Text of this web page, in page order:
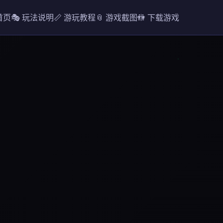
页🎭 玩法说明📏 游玩教程 📎 游戏截图🚻 下载游戏